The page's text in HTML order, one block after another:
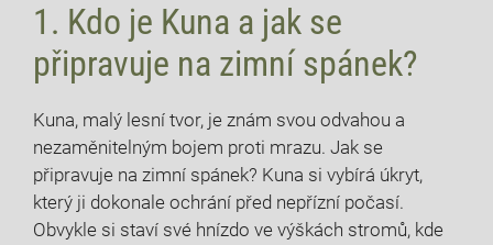
1. Kdo je Kuna a jak se
připravuje na zimní spánek?
Kuna, malý lesní tvor, je znám svou odvahou a
nezaměnitelným bojem proti mrazu. Jak se
připravuje na zimní spánek? Kuna si vybírá úkryt,
který ji dokonale ochrání před nepřízní počasí.
Obvykle si staví své hnízdo ve výškách stromů, kde